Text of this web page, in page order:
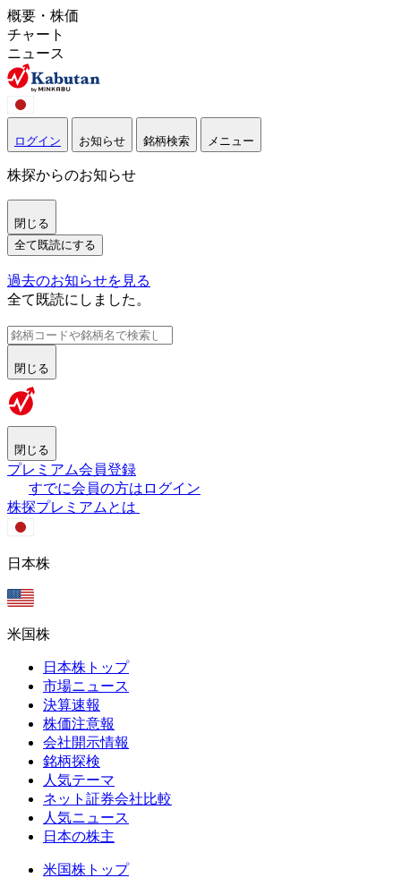
概要・株価
チャート
ニュース
ログイン お知らせ 銘柄検索 メニュー
株探からのお知らせ
閉じる
全て既読にする
過去のお知らせを見る
全て既読にしました。
閉じる
閉じる
プレミアム会員登録
すでに会員の方はログイン
株探プレミアムとは
日本株
米国株
日本株トップ
市場ニュース
決算速報
株価注意報
会社開示情報
銘柄探検
人気テーマ
ネット証券会社比較
人気ニュース
日本の株主
米国株トップ